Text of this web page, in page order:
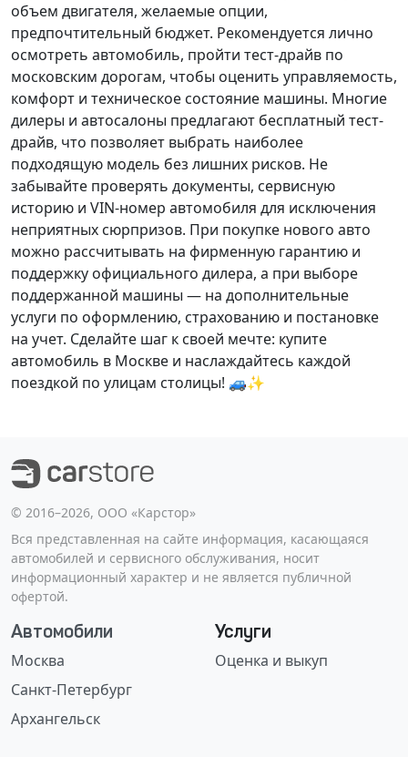
объем двигателя, желаемые опции,
предпочтительный бюджет. Рекомендуется лично
осмотреть автомобиль, пройти тест-драйв по
московским дорогам, чтобы оценить управляемость,
комфорт и техническое состояние машины. Многие
дилеры и автосалоны предлагают бесплатный тест-
драйв, что позволяет выбрать наиболее
подходящую модель без лишних рисков. Не
забывайте проверять документы, сервисную
историю и VIN-номер автомобиля для исключения
неприятных сюрпризов. При покупке нового авто
можно рассчитывать на фирменную гарантию и
поддержку официального дилера, а при выборе
поддержанной машины — на дополнительные
услуги по оформлению, страхованию и постановке
на учет. Сделайте шаг к своей мечте: купите
автомобиль в Москве и наслаждайтесь каждой
поездкой по улицам столицы! 🚙✨
©️ 2016–2026, ООО «Карстор»
Вся представленная на сайте информация, касающаяся
автомобилей и сервисного обслуживания, носит
информационный характер и не является публичной
офертой.
Автомобили
Москва
Санкт-Петербург
Архангельск
Услуги
Оценка и выкуп